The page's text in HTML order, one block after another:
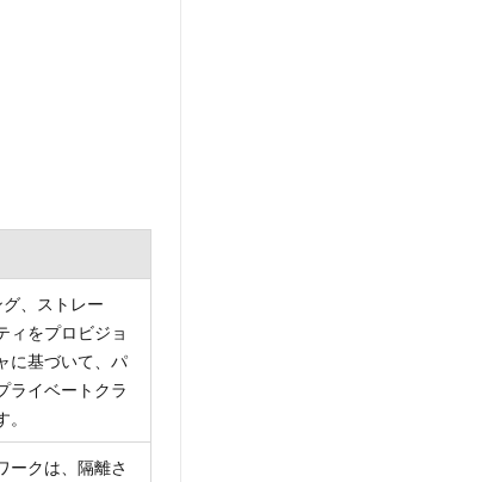
、ストレー
ィをプロビジョ
に基づいて、パ
ライベートクラ
ークは、隔離さ